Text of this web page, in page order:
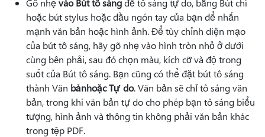
Gõ nhẹvào Bút tô sángđể tô sáng tự do, bằng Bút chì
hoặc bút stylus hoặc đầu ngón tay của bạn để nhấn
mạnh văn bản hoặc hình ảnh. Để tùy chỉnh diện mạo
của bút tô sáng, hãy gõ nhẹ vào hình tròn nhỏ ở dưới
cùng bên phải, sau đó chọn màu, kích cỡ và độ trong
suốt của Bút tô sáng. Bạn cũng có thể đặt bút tô sáng
thành Văn bảnhoặc Tự do. Văn bản sẽ chỉ tô sáng văn
bản, trong khi văn bản tự do cho phép bạn tô sáng biểu
tượng, hình ảnh và thông tin không phải văn bản khác
trong tệp PDF.